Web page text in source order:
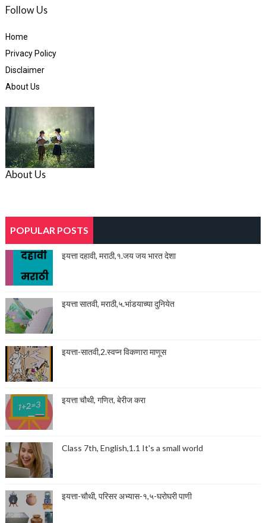
Follow Us
Home
Privacy Policy
Disclaimer
About Us
About Us
POPULAR POSTS
इयत्ता दहावी, मराठी,१.जय जय भारत देशा
इयत्ता सातवी, मराठी,५.भांडयाच्या दुनियेत
इयत्ता-सातवी,2.स्वप्न विकणारा माणूस
इयत्ता चौथी, गणित, बेरीज करा
Class 7th, English,1.1 It's a small world
इयत्ता-चौथी, परिसर अभ्यास-१,५-घरोघरी पाणी